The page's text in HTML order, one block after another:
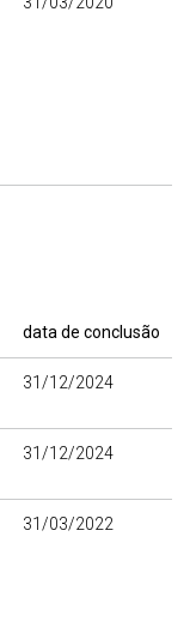
data de conclusão
31/12/2024
31/12/2024
31/03/2022